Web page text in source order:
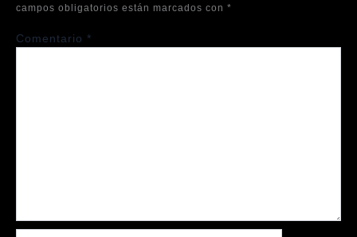
campos obligatorios están marcados con *
Comentario *